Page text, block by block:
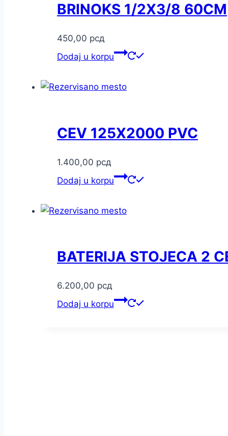
BRINOKS 1/2X3/8 60CM
450,00 рсд
Dodaj u korpu
CEV 125X2000 PVC
1.400,00 рсд
Dodaj u korpu
BATERIJA STOJECA 2
6.200,00 рсд
Dodaj u korpu